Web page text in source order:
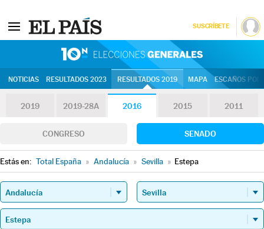
SUSCRÍBETE
NOTICIAS RESULTADOS 2023 RESULTADOS 2019 MAPA ESCAÑOS
2019 2019-28A 2016 2015 2011
CONGRESO SENADO
Estás en: Total España » Andalucía » Sevilla » Estepa